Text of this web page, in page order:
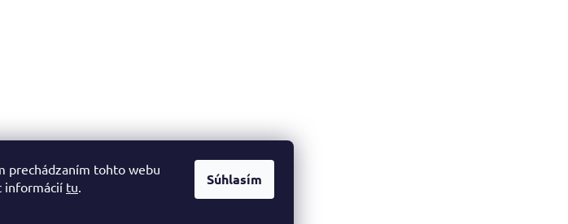
prechádzaním tohto webu
informácií tu. Súhlasím